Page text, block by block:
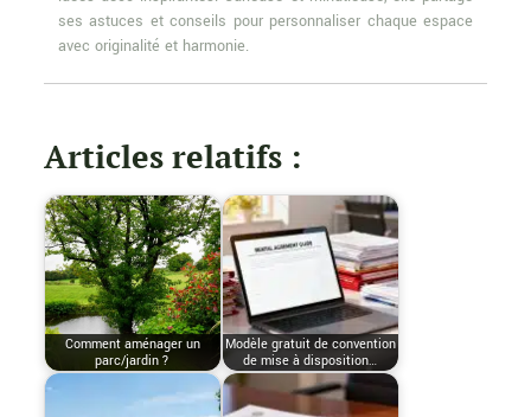
ses astuces et conseils pour personnaliser chaque espace
avec originalité et harmonie.
Articles relatifs :
Comment aménager un
parc/jardin ?
Modèle gratuit de convention
de mise à disposition…